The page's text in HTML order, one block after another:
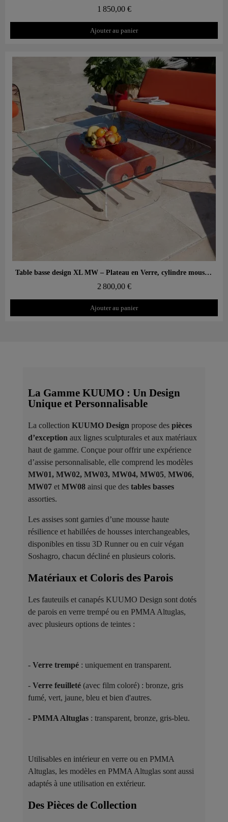
1 850,00 €
Ajouter au panier
Aperçu rapide Table basse design XL MW – Plateau en Verre, cylindre mousse alvéolaire
2 800,00 €
Ajouter au panier
La Gamme KUUMO : Un Design
Unique et Personnalisable
La collection KUUMO Design propose des pièces
d’exception aux lignes sculpturales et aux matériaux
haut de gamme. Conçue pour offrir une expérience
d’assise personnalisable, elle comprend les modèles
MW01, MW02, MW03, MW04, MW05, MW06,
MW07 et MW08 ainsi que des tables basses
assorties.
Les assises sont garnies d’une mousse haute
résilience et habillées de housses interchangeables,
disponibles en tissu 3D Runner ou en cuir végan
Soshagro, chacun décliné en plusieurs coloris.
Matériaux et Coloris des Parois ​
Les fauteuils et canapés KUUMO Design sont dotés
de parois en verre trempé ou en PMMA Altuglas,
avec plusieurs options de teintes :
- Verre trempé : uniquement en transparent.
- Verre feuilleté (avec film coloré) : bronze, gris
fumé, vert, jaune, bleu et bien d'autres.
- PMMA Altuglas : transparent, bronze, gris-bleu.
Utilisables en intérieur en verre ou en PMMA
Altuglas, les modèles en PMMA Altuglas sont aussi
adaptés à une utilisation en extérieur.
Des Pièces de Collection ​